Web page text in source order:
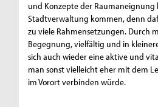
und Konzepte der
Stadtverwaltung kommen, denn
zu viele Rahmensetzungen. Durch
Begegnung, vielfältig und in
sich auch wieder eine aktive und
man sonst vielleicht eher mit dem
im Vorort verbinden würde.